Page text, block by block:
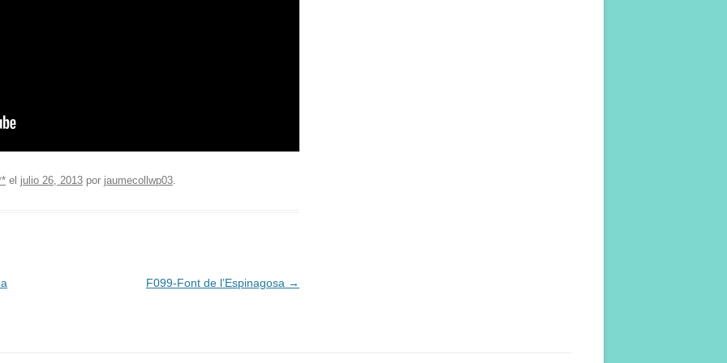
el julio 26, 2013 por jaumecollwp03
F099-Font de l’Espinagosa →